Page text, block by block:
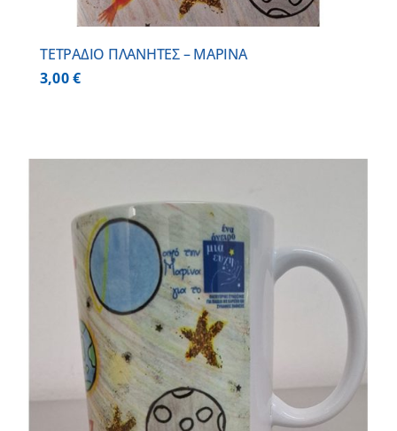
ΤΕΤΡΑΔΙΟ ΠΛΑΝΗΤΕΣ – ΜΑΡΙΝΑ
3,00€